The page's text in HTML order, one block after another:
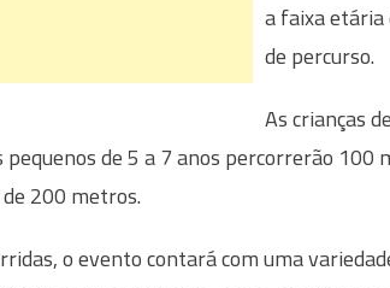
a faixa etária
de percurso.
As crianças
de 5 a 7 anos percorrerão 100
200 metros.
o evento contará com uma